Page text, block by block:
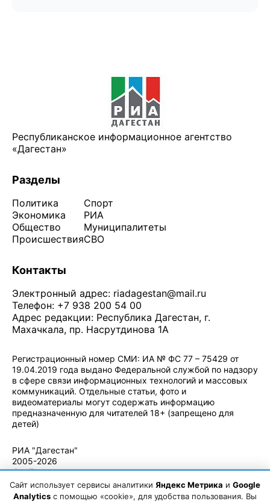
Республиканское информационное агентство
«Дагестан»
Разделы
Политика
Экономика
Общество
Происшествия
Спорт
РИА
Муниципалитеты
СВО
Контакты
Электронный адрес: riadagestan@mail.ru
Телефон: +7 938 200 54 00
Адрес редакции: Республика Дагестан, г.
Махачкала, пр. Насрутдинова 1А
Регистрационный номер СМИ: ИА № ФС 77 – 75429 от
19.04.2019 года выдано Федеральной службой по надзору
в сфере связи информационных технологий и массовых
коммуникаций. Отдельные статьи, фото и
видеоматериалы могут содержать информацию
предназначенную для читателей 18+ (запрещено для
детей)
РИА "Дагестан"
2005-2026
© - Правила
использования
материалов.
Сайт использует сервисы аналитики Яндекс Метрика и Google
Analytics с помощью «cookie», для удобства пользования. Вы